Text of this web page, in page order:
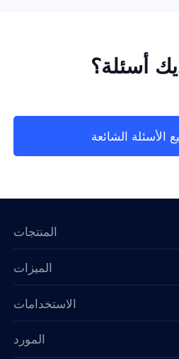
أسئلة؟
الشائعة
المنتجات
الميزات
الاستخدامات
المورد